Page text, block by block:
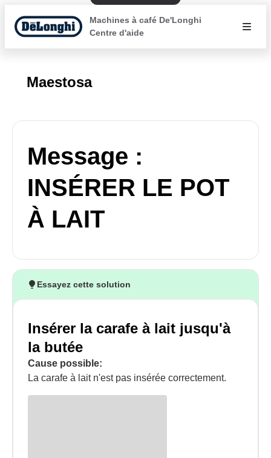
Machines à café De'Longhi
Centre d'aide
Maestosa
Message :
INSÉRER LE POT
À LAIT
Essayez cette solution
Insérer la carafe à lait jusqu'à
la butée
Cause possible:
La carafe à lait n'est pas insérée correctement.